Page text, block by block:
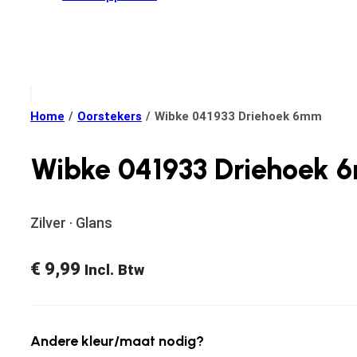
Home / Oorstekers / Wibke 041933 Driehoek 6mm
Wibke 041933 Driehoek
Zilver · Glans
€ 9,99 Incl. Btw
Andere kleur/maat nodig?